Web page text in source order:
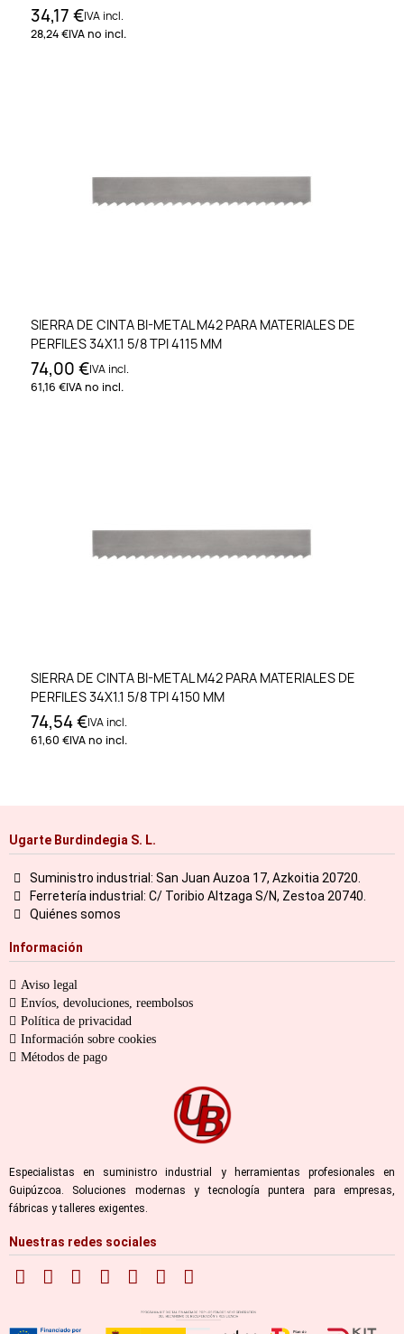
34,17 €IVA incl.
28,24 €IVA no incl.
SIERRA DE CINTA BI-METAL M42 PARA MATERIALES DE
PERFILES 34X1.1 5/8 TPI 4115 MM
74,00 €IVA incl.
61,16 €IVA no incl.
SIERRA DE CINTA BI-METAL M42 PARA MATERIALES DE
PERFILES 34X1.1 5/8 TPI 4150 MM
74,54 €IVA incl.
61,60 €IVA no incl.
Ugarte Burdindegia S. L.
Suministro industrial: San Juan Auzoa 17, Azkoitia 20720.
Ferretería industrial: C/ Toribio Altzaga S/N, Zestoa 20740.
Quiénes somos
Información
Aviso legal
Envíos, devoluciones, reembolsos
Política de privacidad
Información sobre cookies
Métodos de pago
Especialistas en suministro industrial y herramientas profesionales en
Guipúzcoa. Soluciones modernas y tecnología puntera para empresas,
fábricas y talleres exigentes.
Nuestras redes sociales